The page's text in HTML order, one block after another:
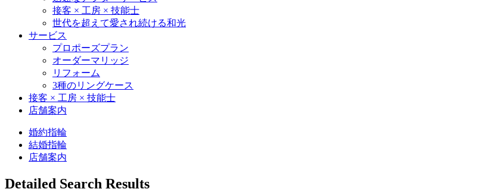
接客 × 工房 × 技能士
世代を超えて愛され続ける和光
サービス
プロポーズプラン
オーダーマリッジ
リフォーム
3種のリングケース
接客 × 工房 × 技能士
店舗案内
婚約指輪
結婚指輪
店舗案内
Detailed Search Results